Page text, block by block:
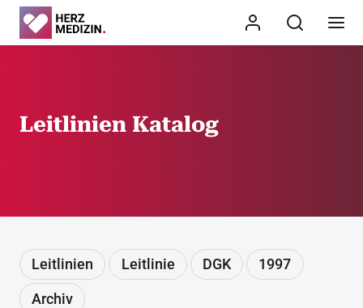
Leitlinien Katalog
Leitlinien Leitlinie DGK 1997
Archiv